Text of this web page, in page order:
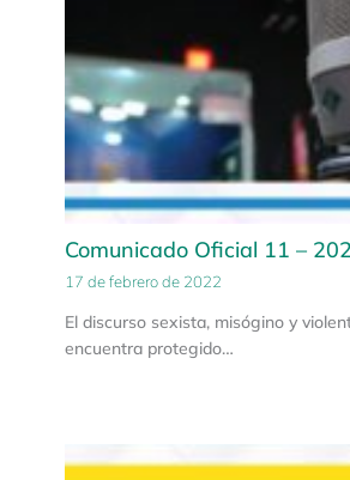
Comunicado Oficial 11 –
17 de febrero de 2022
El discurso sexista, misógino y
encuentra protegido…